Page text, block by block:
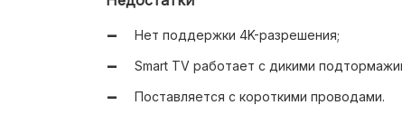
Нет поддержки 4K-разрешения;
Smart TV работает с дикими
Поставляется с короткими проводами.